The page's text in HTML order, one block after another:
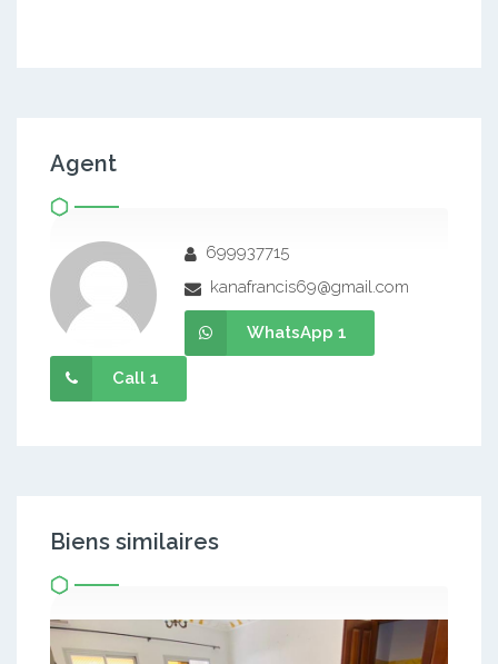
Agent
699937715
kanafrancis69@gmail.com
WhatsApp 1
Call 1
Biens similaires